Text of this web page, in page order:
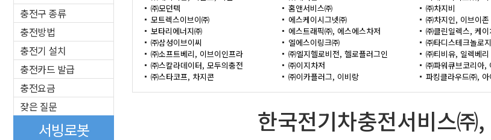
충전구 종류
충전방법
충전기 설치
충전카드 발급
충전요금
잦은 질문
서빙로봇
㈜모던텍
모트렉스이브이㈜
보타리에너지㈜
㈜삼성이브이씨
㈜소프트베리, 이브이인프라
㈜스칼라데이터, 모두의충전
㈜스타코프, 차지콘
홈앤서비스㈜
에스케이시그넷㈜
에스트래픽㈜, 에스에스차저
엘에스이링크㈜
㈜엘지헬로비전, 헬로플러그인
㈜이지차저
㈜이카플러그, 이비랑
㈜차지비
㈜차지인, 이브이존
㈜클린일렉스, 케이
㈜타디스테크놀로
㈜티비유, 일렉베리
㈜파워큐브코리아,
파킹클라우드㈜, 아
한국전기차충전서비스㈜